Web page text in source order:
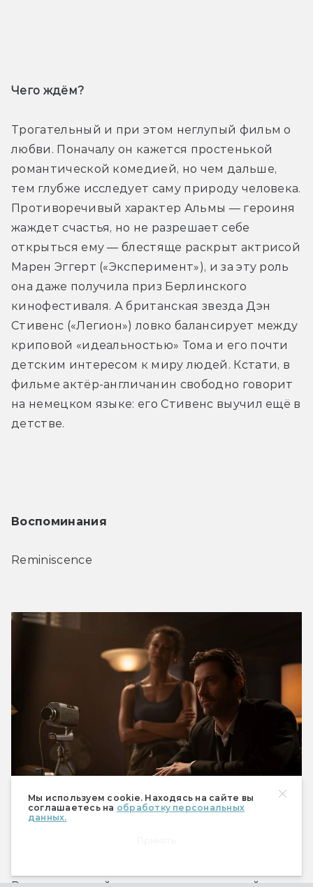
Мы используем cookie. Находясь на сайте вы
соглашаетесь на обработку персональных
данных.
Чего ждём?
Трогательный и при этом неглупый фильм о
любви. Поначалу он кажется простенькой
романтической комедией, но чем дальше,
тем глубже исследует саму природу человека.
Противоречивый характер Альмы — героиня
жаждет счастья, но не разрешает себе
открыться ему — блестяще раскрыт актрисой
Марен Эггерт («Эксперимент»), и за эту роль
она даже получила приз Берлинского
кинофестиваля. А британская звезда Дэн
Стивенс («Легион») ловко балансирует между
криповой «идеальностью» Тома и его почти
детским интересом к миру людей. Кстати, в
фильме актёр-англичанин свободно говорит
на немецком языке: его Стивенс выучил ещё в
детстве.
Воспоминания
Reminiscence
Когда? 26 августа.